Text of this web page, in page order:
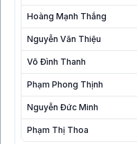
Hoàng Mạnh Thắng
Nguyễn Văn Thiệu
Võ Đình Thanh
Phạm Phong Thịnh
Nguyễn Đức Minh
Phạm Thị Thoa